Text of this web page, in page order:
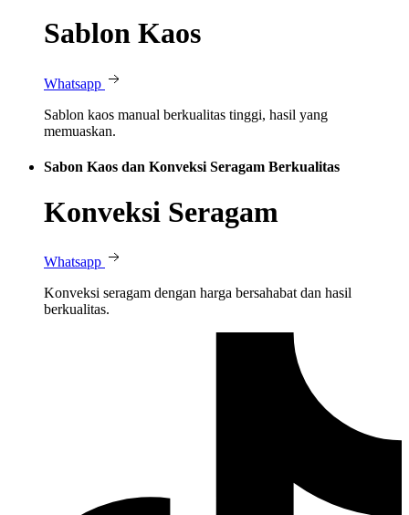
Sablon Kaos
Whatsapp
Sablon kaos manual berkualitas tinggi, hasil yang
memuaskan.
Sabon Kaos dan Konveksi Seragam Berkualitas
Konveksi Seragam
Whatsapp
Konveksi seragam dengan harga bersahabat dan hasil
berkualitas.